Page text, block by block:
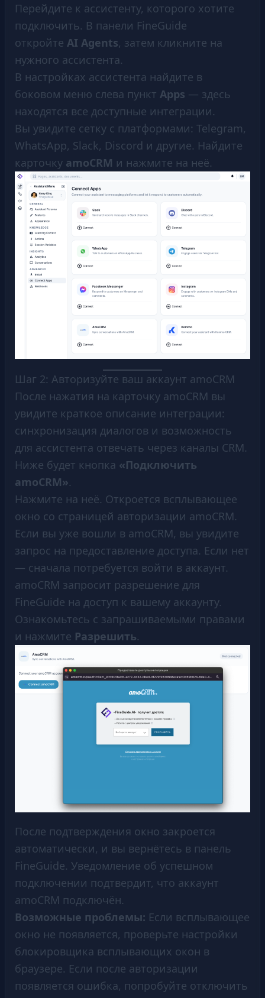
Перейдите к ассистенту, которого хотите
подключить. В панели FineGuide
откройте AI Agents, затем кликните на
нужного ассистента.
В настройках ассистента найдите в
боковом меню слева пункт Apps — здесь
находятся все доступные интеграции.
Вы увидите сетку с платформами: Telegram,
WhatsApp, Slack, Discord и другие. Найдите
карточку amoCRM и нажмите на неё.
Шаг 2: Авторизуйте ваш аккаунт amoCRM
После нажатия на карточку amoCRM вы
увидите краткое описание интеграции:
синхронизация диалогов и возможность
для ассистента отвечать через каналы CRM.
Ниже будет кнопка «Подключить
amoCRM».
Нажмите на неё. Откроется всплывающее
окно со страницей авторизации amoCRM.
Если вы уже вошли в amoCRM, вы увидите
запрос на предоставление доступа. Если нет
— сначала потребуется войти в аккаунт.
amoCRM запросит разрешение для
FineGuide на доступ к вашему аккаунту.
Ознакомьтесь с запрашиваемыми правами
и нажмите Разрешить.
После подтверждения окно закроется
автоматически, и вы вернётесь в панель
FineGuide. Уведомление об успешном
подключении подтвердит, что аккаунт
amoCRM подключён.
Возможные проблемы: Если всплывающее
окно не появляется, проверьте настройки
блокировщика всплывающих окон в
браузере. Если после авторизации
появляется ошибка, попробуйте отключить